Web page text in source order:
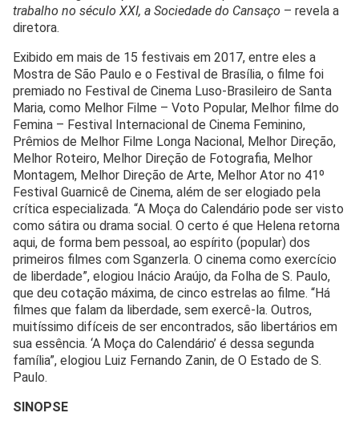
trabalho no século XXI, a Sociedade do Cansaço – revela a
diretora.
Exibido em mais de 15 festivais em 2017, entre eles a
Mostra de São Paulo e o Festival de Brasília, o filme foi
premiado no Festival de Cinema Luso-Brasileiro de Santa
Maria, como Melhor Filme – Voto Popular, Melhor filme do
Femina – Festival Internacional de Cinema Feminino,
Prêmios de Melhor Filme Longa Nacional, Melhor Direção,
Melhor Roteiro, Melhor Direção de Fotografia, Melhor
Montagem, Melhor Direção de Arte, Melhor Ator no 41º
Festival Guarnicê de Cinema, além de ser elogiado pela
crítica especializada. “A Moça do Calendário pode ser visto
como sátira ou drama social. O certo é que Helena retorna
aqui, de forma bem pessoal, ao espírito (popular) dos
primeiros filmes com Sganzerla. O cinema como exercício
de liberdade”, elogiou Inácio Araújo, da Folha de S. Paulo,
que deu cotação máxima, de cinco estrelas ao filme. “Há
filmes que falam da liberdade, sem exercê-la. Outros,
muitíssimo difíceis de ser encontrados, são libertários em
sua essência. ‘A Moça do Calendário’ é dessa segunda
família”, elogiou Luiz Fernando Zanin, de O Estado de S.
Paulo.
SINOPSE